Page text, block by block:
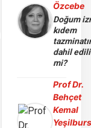
Özcebe
Doğum
kıdem
dahil
mi?
Prof Dr.
Behçet
Kemal